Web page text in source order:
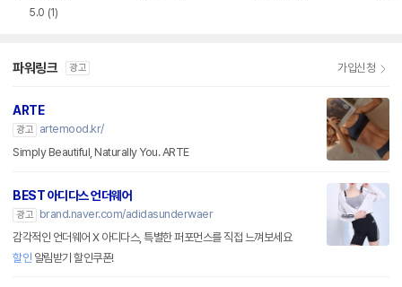
5.0 (1)
파워링크 광고 가입신청
ARTE
광고
artemood.kr/
Simply Beautiful, Naturally You. ARTE
BEST 아디다스 언더웨어
광고
brand.naver.com/adidasunderwaer
감각적인 언더웨어 X 아디다스, 특별한 퍼포먼스를 직접 느껴보세요
할인 알림받기 할인쿠폰!